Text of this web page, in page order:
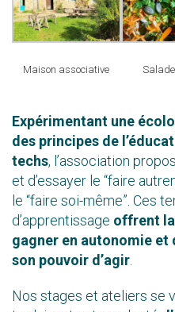
Maison associative
Expérimentant une
des principes de
techs, l’association
et d’essayer le “faire
le “faire soi-même”. Ces
d’apprentissage offrent
gagner en autonomie et
son pouvoir d’agir
Nos stages et ateliers se